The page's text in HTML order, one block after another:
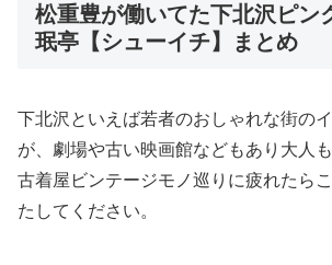
松重豊が働いてた下北沢ピン
珉亭【シューイチ】まとめ
下北沢といえば若者のおしゃれな街の
が、劇場や古い映画館などもあり大人
古着屋ビンテージモノ巡りに疲れたら
たしてください。